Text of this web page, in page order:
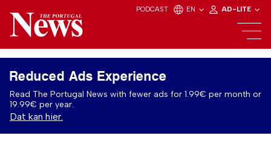
PODCAST EN AD-LITE
Reduced Ads Experience
Read The Portugal News with fewer ads for 1.99€ per month or
19.99€ per year.
Dat kan hier.